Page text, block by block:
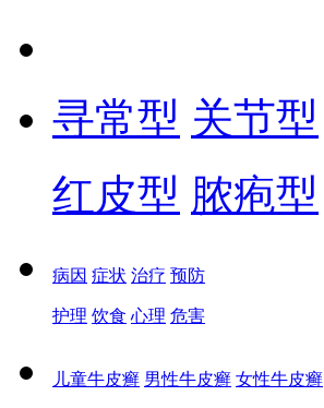
寻常型 关节型
红皮型 脓疱型
病因 症状 治疗 预防
护理 饮食 心理 危害
儿童牛皮癣 男性牛皮癣 女性牛皮癣